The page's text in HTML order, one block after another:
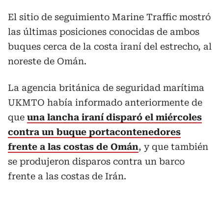
El sitio de seguimiento Marine Traffic mostró
las últimas posiciones conocidas de ambos
buques cerca de la costa iraní del estrecho, al
noreste de Omán.
La agencia británica de seguridad marítima
UKMTO había informado anteriormente de
que una lancha iraní disparó el miércoles
contra un buque portacontenedores
frente a las costas de Omán, y que también
se produjeron disparos contra un barco
frente a las costas de Irán.